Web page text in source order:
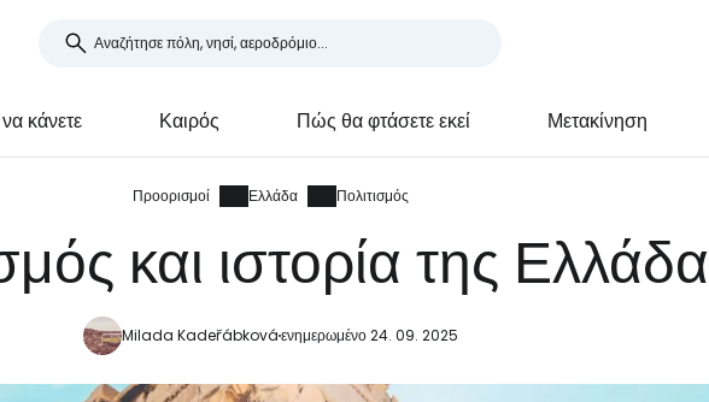
κάνετε Καιρός Πώς θα φτάσετε εκεί Μετακίνηση
Προορισμοί Ελλάδα Πολιτισμός
και ιστορία της Ελλάδα
Milada Kadeřábkováενημερωμένο 24. 09. 2025